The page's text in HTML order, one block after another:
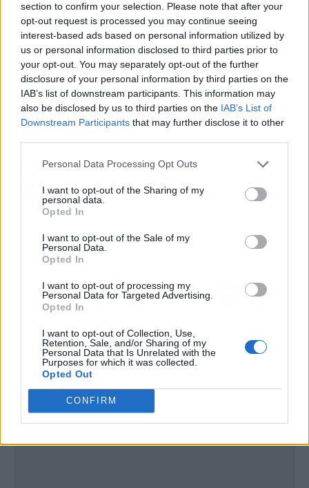
section to confirm your selection. Please note that after your
opt-out request is processed you may continue seeing
interest-based ads based on personal information utilized by
us or personal information disclosed to third parties prior to
your opt-out. You may separately opt-out of the further
disclosure of your personal information by third parties on the
IAB’s list of downstream participants. This information may
also be disclosed by us to third parties on the IAB’s List of
Downstream Participants that may further disclose it to other
Personal Data Processing Opt Outs
I want to opt-out of the Sharing of my
personal data.
Opted In
I want to opt-out of the Sale of my
Personal Data.
Opted In
I want to opt-out of processing my
Personal Data for Targeted Advertising.
Opted In
I want to opt-out of Collection, Use,
Retention, Sale, and/or Sharing of my
Personal Data that Is Unrelated with the
Purposes for which it was collected.
Opted Out
CONFIRM
obtener hasta 40 % más de tiempo en su vida,
eliminar los miedos que les impiden avanzar
encontrar un propósito personal.
En la páginawebdel Coach Pedro Martínez es
posible encontrar mayor información acerca de
sus servicios y contactarlo a través de la
mensajería instantánea.
Artículo anterior
Las características y
ventajas de la nueva
Lámpara LED uñas
de ABSHot
Artículo siguiente
sus servicios